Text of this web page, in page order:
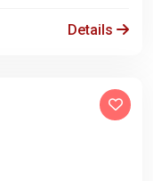
Details